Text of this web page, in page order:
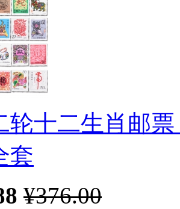
轮十二生肖邮
套
¥376.00